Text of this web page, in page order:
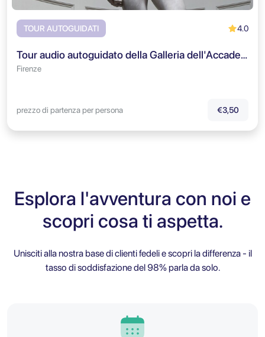
TOUR AUTOGUIDATI 4.0
Tour audio autoguidato della Galleria dell'Accademia
Firenze
prezzo di partenza per persona €3,50
Esplora l'avventura con noi e
scopri cosa ti aspetta.
Unisciti alla nostra base di clienti fedeli e scopri la differenza - il
tasso di soddisfazione del 98% parla da solo.